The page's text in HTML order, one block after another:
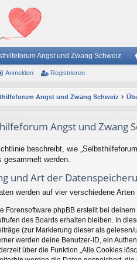
Angst und Zwang Schweiz
Anmelden Registrieren
Angst und Zwang Schweiz
Angst und Zwang
beschreibt, wie
gesammelt werden.
und Art der
werden auf vier verschiedene
Forensoftware phpBB erstellt bei
des Boards erhalten bleiben. In
(zur Markierung dieser als
werden deine Benutzer-ID, ein
über die Funktion „Alle Cookies